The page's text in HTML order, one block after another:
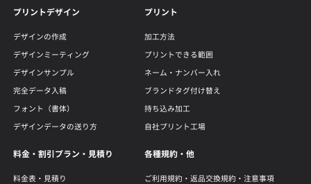
プリントデザイン
デザインの作成
デザインミーティング
デザインサンプル
完全データ入稿
フォント（書体）
デザインデータの送り方
プリント
加工方法
プリントできる範囲
ネーム・ナンバー入れ
ブランドタグ付け替え
持ち込み加工
自社プリント工場
料金・割引プラン・見積り
料金表・見積り
各種規約・他
ご利用規約・返品交換規約・注意事項